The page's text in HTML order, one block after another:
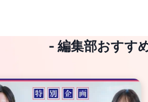
- 編集部おすす